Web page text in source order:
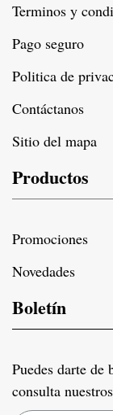
Terminos y
Pago seguro
Politica de
Contáctanos
Sitio del mapa
Productos
Promociones
Novedades
Boletín
Puedes darte de
consulta